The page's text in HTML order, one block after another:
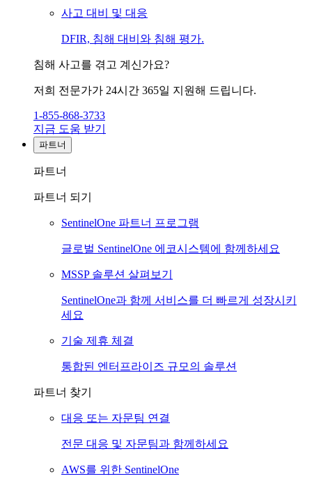
사고 대비 및 대응
DFIR, 침해 대비와 침해 평가.
침해 사고를 겪고 계신가요?
저희 전문가가 24시간 365일 지원해 드립니다.
1-855-868-3733
지금 도움 받기
파트너
파트너
파트너 되기
SentinelOne 파트너 프로그램
글로벌 SentinelOne 에코시스템에 함께하세요
MSSP 솔루션 살펴보기
SentinelOne과 함께 서비스를 더 빠르게 성장시키
세요
기술 제휴 체결
통합된 엔터프라이즈 규모의 솔루션
파트너 찾기
대응 또는 자문팀 연결
전문 대응 및 자문팀과 함께하세요
AWS를 위한 SentinelOne